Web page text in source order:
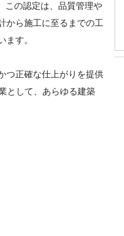
この認定は、品質管理や
から施工に至るまでの工
す。
つ正確な仕上がりを提供
として、あらゆる建築